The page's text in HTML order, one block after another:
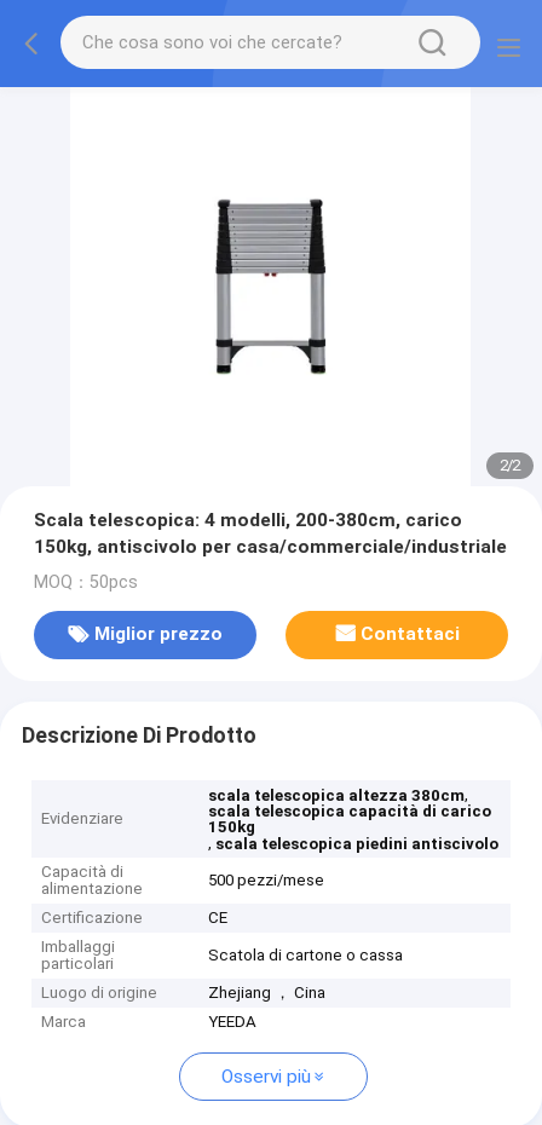
2/2
Scala telescopica: 4 modelli, 200-380cm, carico
150kg, antiscivolo per casa/commerciale/industriale
MOQ：50pcs
Miglior prezzo Contattaci
Descrizione Di Prodotto
Evidenziare
scala telescopica altezza 380cm,
scala telescopica capacità di carico
150kg
, scala telescopica piedini antiscivolo
Capacità di
alimentazione
500 pezzi/mese
Certificazione
CE
Imballaggi
particolari
Scatola di cartone o cassa
Luogo di origine
Zhejiang ， Cina
Marca
YEEDA
Osservi più